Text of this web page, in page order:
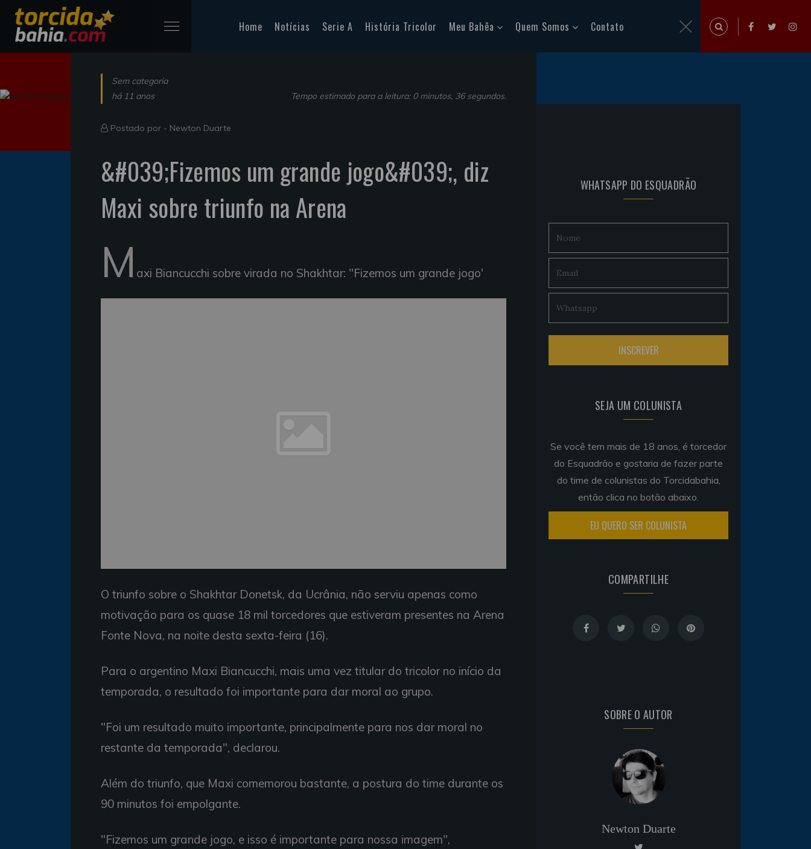
Home Notícias Serie A História Tricolor Meu Bahêa Quem Somos Contato
Sem categoria
há 11 anos
Tempo estimado para a leitura: 0 minutos, 36 segundos.
Postado por - Newton Duarte
&#039;Fizemos um grande jogo&#039;, diz
Maxi sobre triunfo na Arena
M axi Biancucchi sobre virada no Shakhtar: "Fizemos um grande jogo'
O triunfo sobre o Shakhtar Donetsk, da Ucrânia, não serviu apenas como
motivação para os quase 18 mil torcedores que estiveram presentes na Arena
Fonte Nova, na noite desta sexta-feira (16).
Para o argentino Maxi Biancucchi, mais uma vez titular do tricolor no início da
temporada, o resultado foi importante para dar moral ao grupo.
"Foi um resultado muito importante, principalmente para nos dar moral no
restante da temporada", declarou.
Além do triunfo, que Maxi comemorou bastante, a postura do time durante os
90 minutos foi empolgante.
"Fizemos um grande jogo, e isso é importante para nossa imagem",
WHATSAPP DO ESQUADRÃO
SEJA UM COLUNISTA
Se você tem mais de 18 anos, é torcedor
do Esquadrão e gostaria de fazer parte
do time de colunistas do Torcidabahia,
então clica no botão abaixo.
EU QUERO SER COLUNISTA
COMPARTILHE
SOBRE O AUTOR
Newton Duarte